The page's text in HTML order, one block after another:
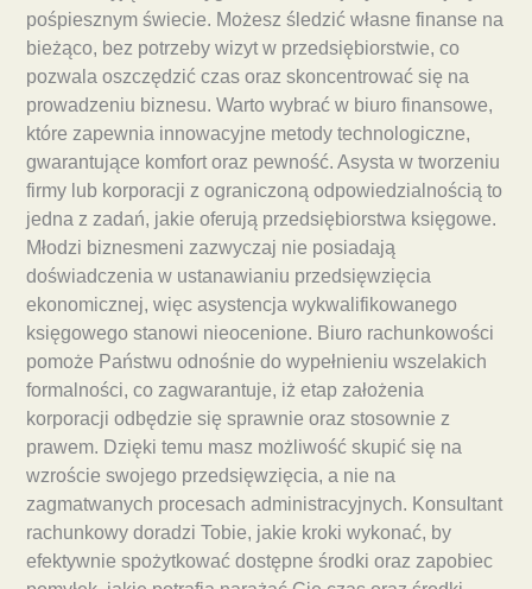
pośpiesznym świecie. Możesz śledzić własne finanse na
bieżąco, bez potrzeby wizyt w przedsiębiorstwie, co
pozwala oszczędzić czas oraz skoncentrować się na
prowadzeniu biznesu. Warto wybrać w biuro finansowe,
które zapewnia innowacyjne metody technologiczne,
gwarantujące komfort oraz pewność. Asysta w tworzeniu
firmy lub korporacji z ograniczoną odpowiedzialnością to
jedna z zadań, jakie oferują przedsiębiorstwa księgowe.
Młodzi biznesmeni zazwyczaj nie posiadają
doświadczenia w ustanawianiu przedsięwzięcia
ekonomicznej, więc asystencja wykwalifikowanego
księgowego stanowi nieocenione. Biuro rachunkowości
pomoże Państwu odnośnie do wypełnieniu wszelakich
formalności, co zagwarantuje, iż etap założenia
korporacji odbędzie się sprawnie oraz stosownie z
prawem. Dzięki temu masz możliwość skupić się na
wzroście swojego przedsięwzięcia, a nie na
zagmatwanych procesach administracyjnych. Konsultant
rachunkowy doradzi Tobie, jakie kroki wykonać, by
efektywnie spożytkować dostępne środki oraz zapobiec